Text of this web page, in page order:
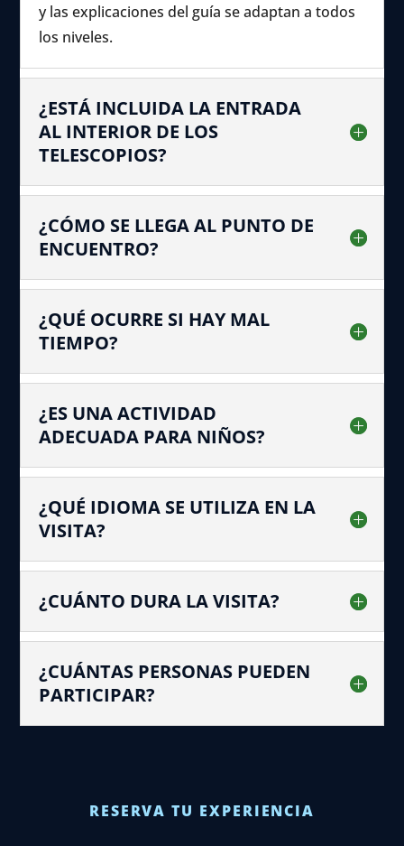
y las explicaciones del guía se adaptan a todos
los niveles.
¿ESTÁ INCLUIDA LA ENTRADA
AL INTERIOR DE LOS
TELESCOPIOS?
¿CÓMO SE LLEGA AL PUNTO DE
ENCUENTRO?
¿QUÉ OCURRE SI HAY MAL
TIEMPO?
¿ES UNA ACTIVIDAD
ADECUADA PARA NIÑOS?
¿QUÉ IDIOMA SE UTILIZA EN LA
VISITA?
¿CUÁNTO DURA LA VISITA?
¿CUÁNTAS PERSONAS PUEDEN
PARTICIPAR?
RESERVA TU EXPERIENCIA